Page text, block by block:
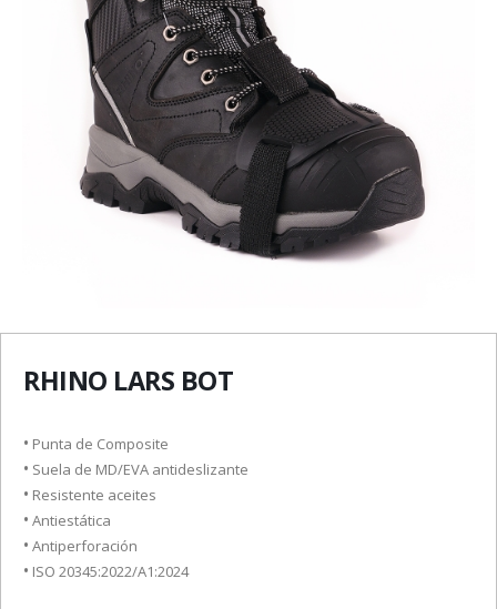
RHINO LARS BOT
• Punta de Composite
• Suela de MD/EVA antideslizante
• Resistente aceites
• Antiestática
• Antiperforación
• ISO 20345:2022/A1:2024